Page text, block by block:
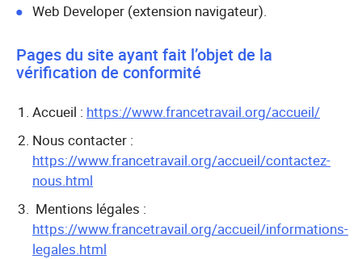
Web Developer (extension navigateur).
Pages du site ayant fait l’objet de la
vérification de conformité
Accueil : https://www.francetravail.org/accueil/
Nous contacter :
https://www.francetravail.org/accueil/contactez-
nous.html
Mentions légales :
https://www.francetravail.org/accueil/informations-
legales.html